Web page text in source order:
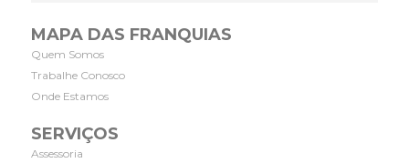
MAPA DAS FRANQUIAS
Quem Somos
Trabalhe Conosco
Onde Estamos
SERVIÇOS
Assessoria